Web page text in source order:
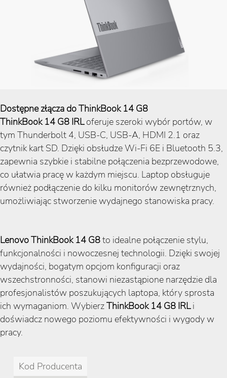
Dostępne złącza do ThinkBook 14 G8
ThinkBook 14 G8 IRLoferuje szeroki wybór portów, w
tym Thunderbolt 4, USB-C, USB-A, HDMI 2.1 oraz
czytnik kart SD. Dzięki obsłudze Wi-Fi 6E i Bluetooth 5.3,
zapewnia szybkie i stabilne połączenia bezprzewodowe,
co ułatwia pracę w każdym miejscu. Laptop obsługuje
również podłączenie do kilku monitorów zewnętrznych,
umożliwiając stworzenie wydajnego stanowiska pracy.
Lenovo ThinkBook 14 G8to idealne połączenie stylu,
funkcjonalności i nowoczesnej technologii. Dzięki swojej
wydajności, bogatym opcjom konfiguracji oraz
wszechstronności, stanowi niezastąpione narzędzie dla
profesjonalistów poszukujących laptopa, który sprosta
ich wymaganiom. WybierzThinkBook 14 G8 IRLi
doświadcz nowego poziomu efektywności i wygody w
pracy.
Kod Producenta